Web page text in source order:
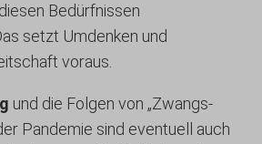
Bedürfnissen
setzt Umdenken und
voraus.
und die Folgen von „Zwangs-
Pandemie sind eventuell auch